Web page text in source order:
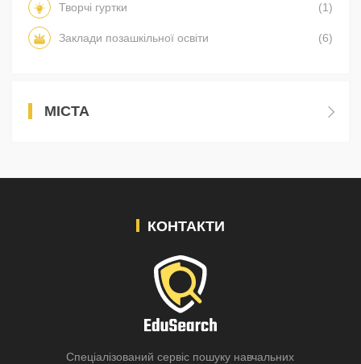
Творчі гуртки (1)
Заклади позашкільної освіти (6)
МІСТА
КОНТАКТИ
Спеціалізований сервіс пошуку навчальних